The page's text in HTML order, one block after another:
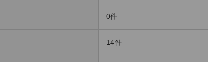
0件
14件